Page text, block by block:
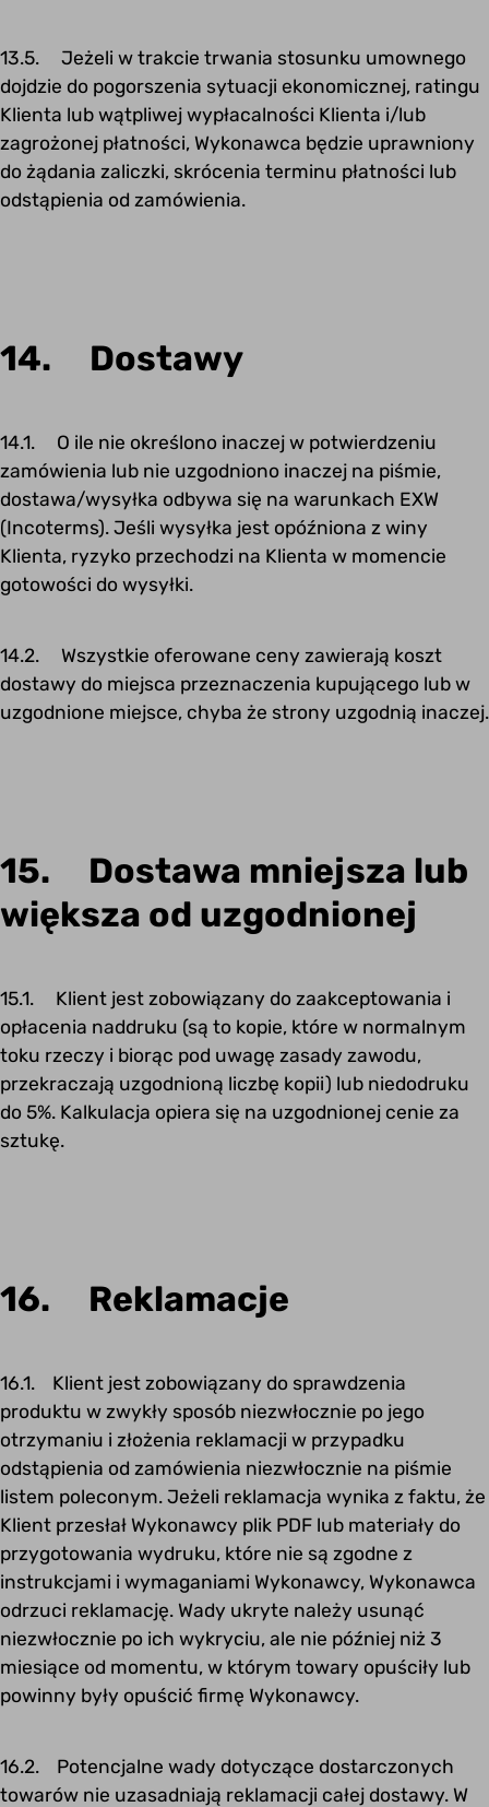
13.5. Jeżeli w trakcie trwania stosunku umownego
dojdzie do pogorszenia sytuacji ekonomicznej, ratingu
Klienta lub wątpliwej wypłacalności Klienta i/lub
zagrożonej płatności, Wykonawca będzie uprawniony
do żądania zaliczki, skrócenia terminu płatności lub
odstąpienia od zamówienia.
14. Dostawy
14.1. O ile nie określono inaczej w potwierdzeniu
zamówienia lub nie uzgodniono inaczej na piśmie,
dostawa/wysyłka odbywa się na warunkach EXW
(Incoterms). Jeśli wysyłka jest opóźniona z winy
Klienta, ryzyko przechodzi na Klienta w momencie
gotowości do wysyłki.
14.2. Wszystkie oferowane ceny zawierają koszt
dostawy do miejsca przeznaczenia kupującego lub w
uzgodnione miejsce, chyba że strony uzgodnią inaczej.
15. Dostawa mniejsza lub
większa od uzgodnionej
15.1. Klient jest zobowiązany do zaakceptowania i
opłacenia naddruku (są to kopie, które w normalnym
toku rzeczy i biorąc pod uwagę zasady zawodu,
przekraczają uzgodnioną liczbę kopii) lub niedodruku
do 5%. Kalkulacja opiera się na uzgodnionej cenie za
sztukę.
16. Reklamacje
16.1. Klient jest zobowiązany do sprawdzenia
produktu w zwykły sposób niezwłocznie po jego
otrzymaniu i złożenia reklamacji w przypadku
odstąpienia od zamówienia niezwłocznie na piśmie
listem poleconym. Jeżeli reklamacja wynika z faktu, że
Klient przesłał Wykonawcy plik PDF lub materiały do
przygotowania wydruku, które nie są zgodne z
instrukcjami i wymaganiami Wykonawcy, Wykonawca
odrzuci reklamację. Wady ukryte należy usunąć
niezwłocznie po ich wykryciu, ale nie później niż 3
miesiące od momentu, w którym towary opuściły lub
powinny były opuścić firmę Wykonawcy.
16.2. Potencjalne wady dotyczące dostarczonych
towarów nie uzasadniają reklamacji całej dostawy. W